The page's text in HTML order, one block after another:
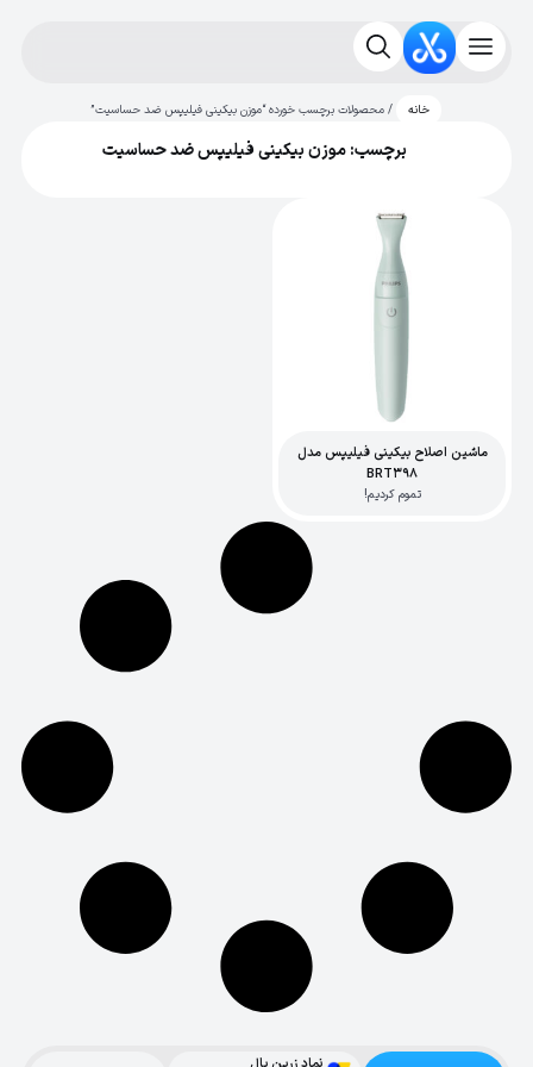
خانه / محصولات برچسب خورده “موزن بیکینی فیلیپس ضد حساسیت”
برچسب: موزن بیکینی فیلیپس ضد حساسیت
ماشین اصلاح بیکینی فیلیپس مدل
BRT398
تموم کردیم!